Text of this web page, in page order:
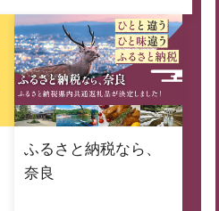
ふるさと納税なら、
奈良